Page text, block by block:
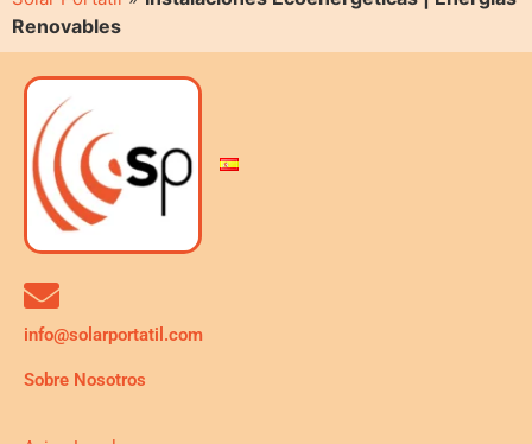
Renovables
info@solarportatil.com
Sobre Nosotros